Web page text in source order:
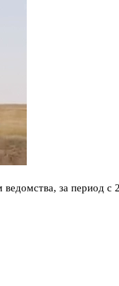
за период